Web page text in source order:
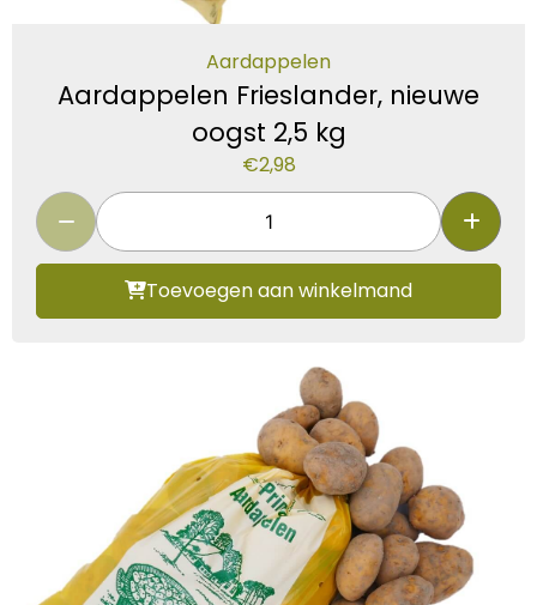
Aardappelen
Aardappelen Frieslander, nieuwe
oogst 2,5 kg
€2,98
Toevoegen aan winkelmand